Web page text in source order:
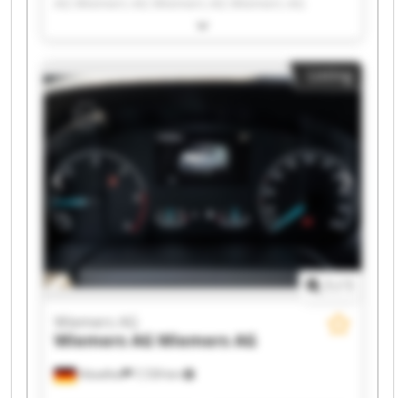
Wiemers AG Wiemers AG Wiemers AG Wiemers
Wiemers AG Wiemers AG Wiemers AG Wiemers
AG Wiemers AG Wiemers AG
Listing
Hövelhof 7,729 km
Wiemers AG
Wiemers AGWiemers AG